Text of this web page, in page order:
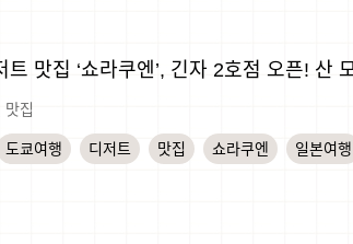
트 맛집 ‘쇼라쿠엔’, 긴자 2호점 오픈! 산
맛집
도쿄여행 디저트 맛집 쇼라쿠엔 일본여행